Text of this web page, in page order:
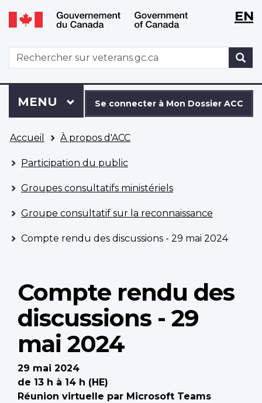
Aller
au
principal
Passer
à
version
HTML
simplifiée
WxT
WxTEN
WxT
Search
form
connecter
à
Dossier
ACC
Se connecter à Mon Dossier ACC
Menu
MENU PRINCIPAL
êtes
ici
Accueil À propos d'ACC
Participation du public
Groupes consultatifs ministériels
Groupe consultatif sur la reconnaissance
Compte rendu des discussions - 29 mai 2024
Compte rendu des
discussions - 29
mai 2024
29 mai 2024
de 13 h à 14 h (HE)
Réunion virtuelle par Microsoft Teams